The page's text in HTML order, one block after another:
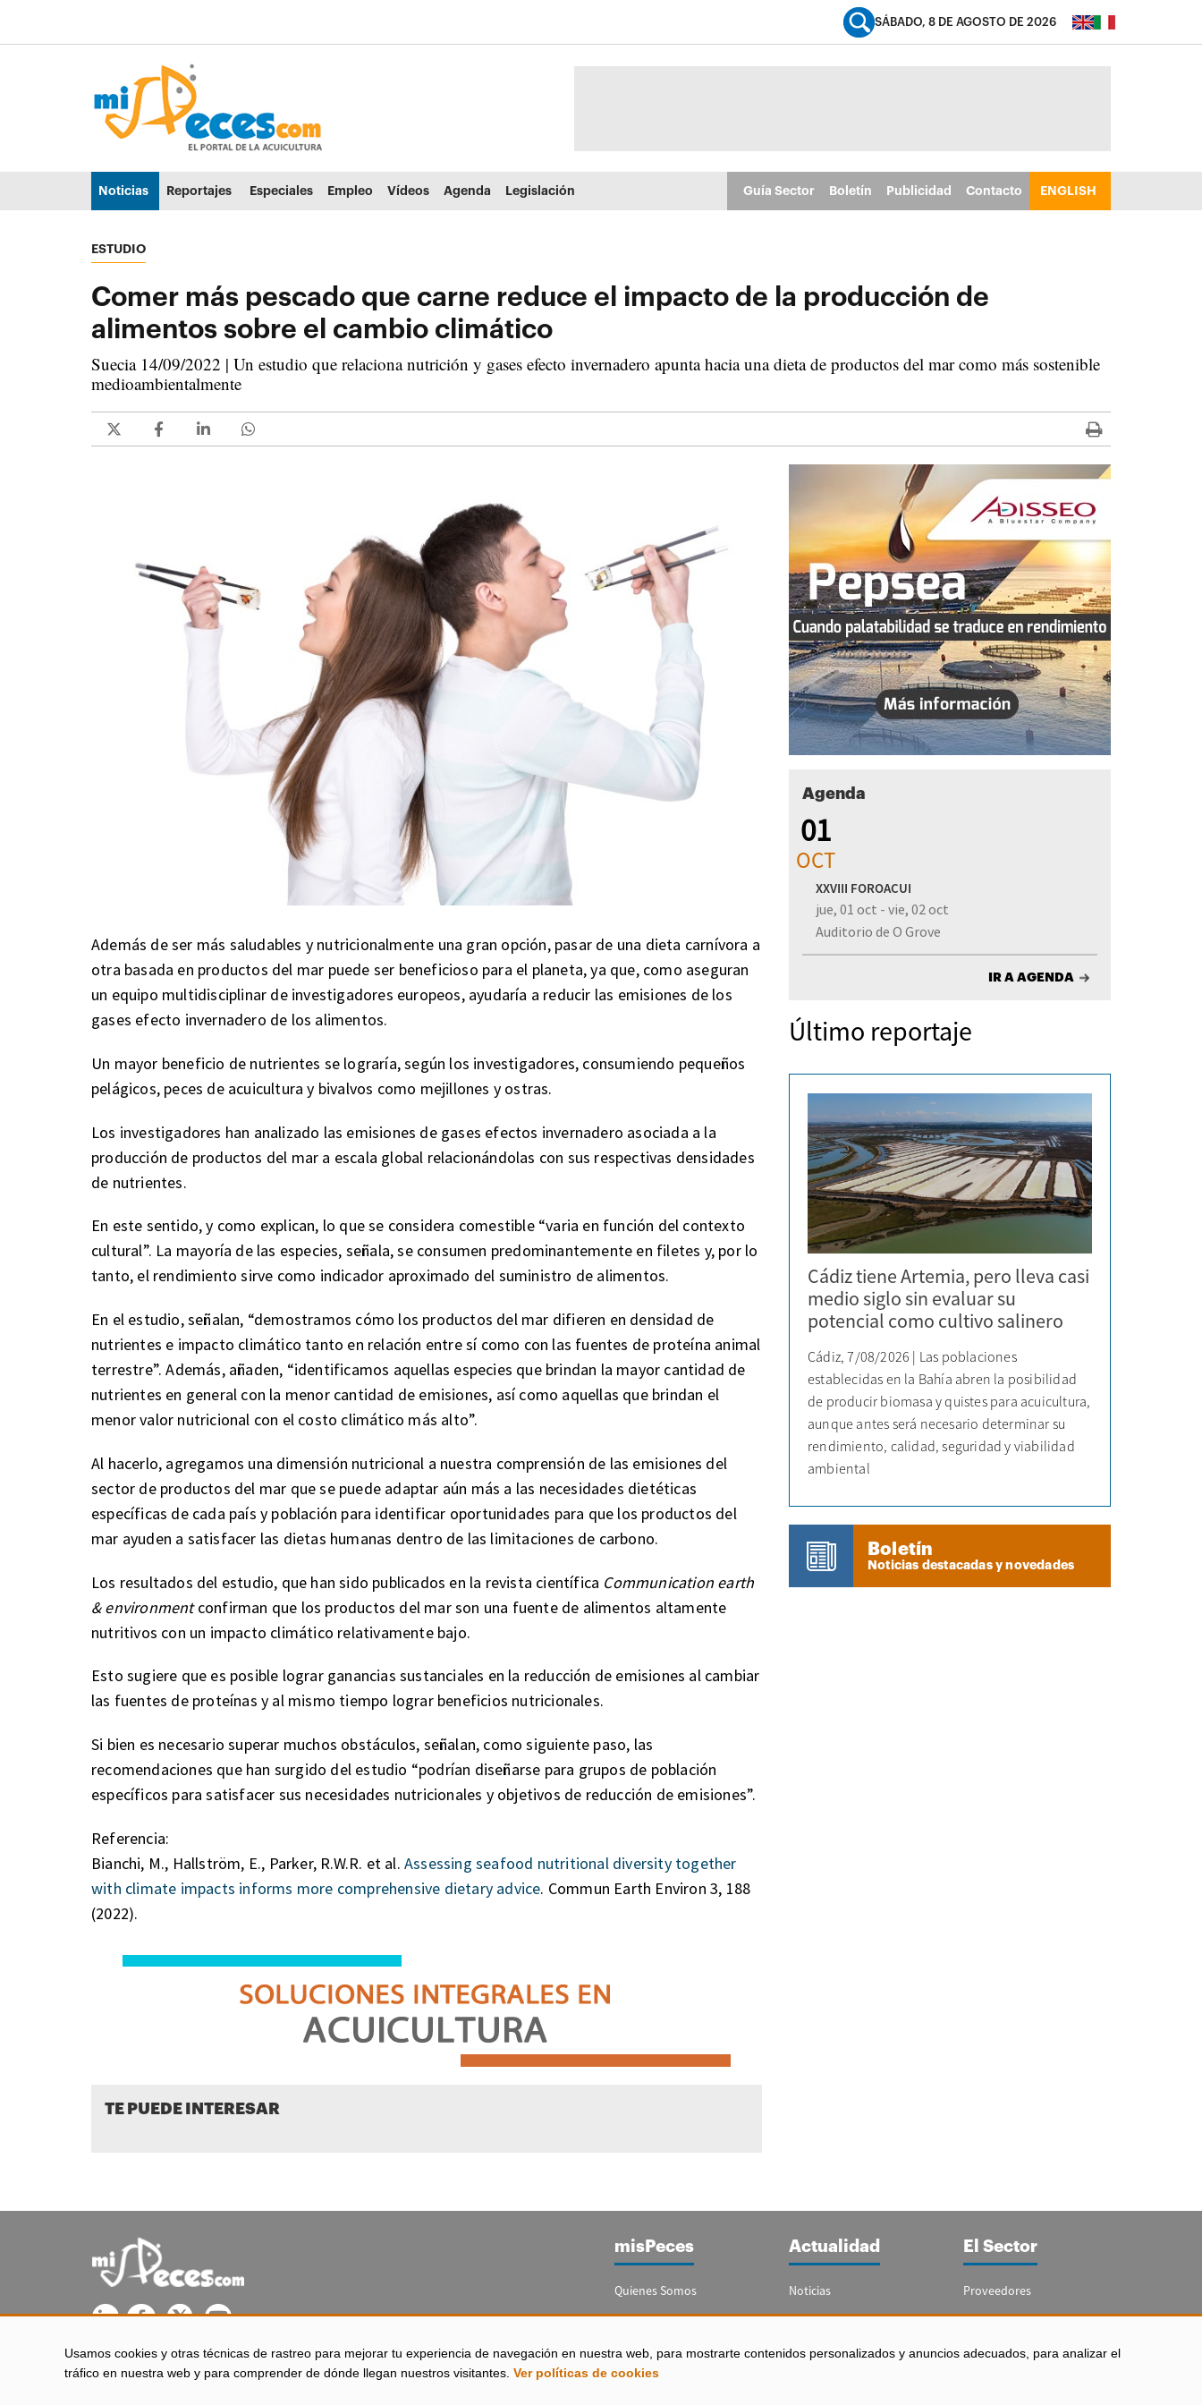
Usamos cookies y otras técnicas de rastreo para mejorar tu experiencia de navegación en nuestra web, para mostrarte contenidos personalizados y anuncios adecuados, para analizar el
tráfico en nuestra web y para comprender de dónde llegan nuestros visitantes. Ver políticas de cookies
Ir al menú principal (alt + u)
SÁBADO, 8 DE AGOSTO DE 2026
Noticias Reportajes Especiales Empleo Vídeos Agenda Legislación Guía Sector Boletín Publicidad Contacto ENGLISH
ESTUDIO
Comer más pescado que carne reduce el impacto de la producción de
alimentos sobre el cambio climático
Suecia 14/09/2022 | Un estudio que relaciona nutrición y gases efecto invernadero apunta hacia una dieta de productos del mar como más sostenible
medioambientalmente
Además de ser más saludables y nutricionalmente una gran opción, pasar de una dieta carnívora a
otra basada en productos del mar puede ser beneficioso para el planeta, ya que, como aseguran
un equipo multidisciplinar de investigadores europeos, ayudaría a reducir las emisiones de los
gases efecto invernadero de los alimentos.
Un mayor beneficio de nutrientes se lograría, según los investigadores, consumiendo pequeños
pelágicos, peces de acuicultura y bivalvos como mejillones y ostras.
Los investigadores han analizado las emisiones de gases efectos invernadero asociada a la
producción de productos del mar a escala global relacionándolas con sus respectivas densidades
de nutrientes.
En este sentido, y como explican, lo que se considera comestible “varia en función del contexto
cultural”. La mayoría de las especies, señala, se consumen predominantemente en filetes y, por lo
tanto, el rendimiento sirve como indicador aproximado del suministro de alimentos.
En el estudio, señalan, “demostramos cómo los productos del mar difieren en densidad de
nutrientes e impacto climático tanto en relación entre sí como con las fuentes de proteína animal
terrestre”. Además, añaden, “identificamos aquellas especies que brindan la mayor cantidad de
nutrientes en general con la menor cantidad de emisiones, así como aquellas que brindan el
menor valor nutricional con el costo climático más alto”.
Al hacerlo, agregamos una dimensión nutricional a nuestra comprensión de las emisiones del
sector de productos del mar que se puede adaptar aún más a las necesidades dietéticas
específicas de cada país y población para identificar oportunidades para que los productos del
mar ayuden a satisfacer las dietas humanas dentro de las limitaciones de carbono.
Los resultados del estudio, que han sido publicados en la revista científica Communication earth
& environmentconfirman que los productos del mar son una fuente de alimentos altamente
nutritivos con un impacto climático relativamente bajo.
Esto sugiere que es posible lograr ganancias sustanciales en la reducción de emisiones al cambiar
las fuentes de proteínas y al mismo tiempo lograr beneficios nutricionales.
Si bien es necesario superar muchos obstáculos, señalan, como siguiente paso, las
recomendaciones que han surgido del estudio “podrían diseñarse para grupos de población
específicos para satisfacer sus necesidades nutricionales y objetivos de reducción de emisiones”.
Referencia:
Bianchi, M., Hallström, E., Parker, R.W.R. et al.Assessing seafood nutritional diversity together
with climate impacts informs more comprehensive dietary advice. Commun Earth Environ 3, 188
(2022).
TE PUEDE INTERESAR
Agenda
01
OCT
XXVIII FOROACUI
jue, 01 oct - vie, 02 oct
Auditorio de O Grove
IR A AGENDA
Último reportaje
Cádiz tiene Artemia, pero lleva casi
medio siglo sin evaluar su
potencial como cultivo salinero
Cádiz, 7/08/2026 | Las poblaciones
establecidas en la Bahía abren la posibilidad
de producir biomasa y quistes para acuicultura,
aunque antes será necesario determinar su
rendimiento, calidad, seguridad y viabilidad
ambiental
Boletín
Noticias destacadas y novedades
misPeces se edita desde El Puerto de Santa María (Cádiz - España)
misPeces
Quienes Somos
Publicidad
Contacto
Configurar Cookies
Actualidad
Noticias
Reportajes
Boletín Acuicultura
El Sector
Proveedores
Guía del Sector
Legislación